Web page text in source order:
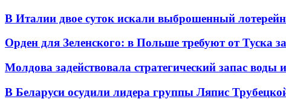
В Италии двое суток искали выброшенный
Орден для Зеленского: в Польше требуют от Туска
Молдова задействовала стратегический запас воды
В Беларуси осудили лидера группы Ляпис